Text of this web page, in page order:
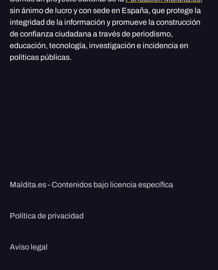
sin ánimo de lucro y con sede en España, que protege la
integridad de la información y promueve la construcción
de confianza ciudadana a través de periodismo,
educación, tecnología, investigación e incidencia en
políticas públicas.
Maldita.es - Contenidos bajo licencia específica
Política de privacidad
Aviso legal